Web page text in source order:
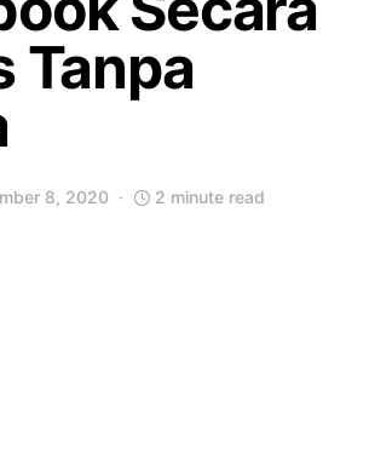
Tanpa
8, 2020 2 minute read